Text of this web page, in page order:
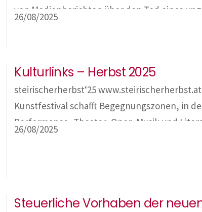
von Medienberichten über den Tod eines
Folgen eines Zeckenbisses – dass durch
26/08/2025
Kulturlinks – Herbst 2025
steirischerherbst‘25 www.steirischerherbst.at
Kunstfestival schafft Begegnungszonen, in
Performance, Theater, Oper, Musik und
Kulturhauptstadt 2003 wird einmal mehr
Künstler und Kollektive rücken die Stadt […]
26/08/2025
Steuerliche Vorhaben der